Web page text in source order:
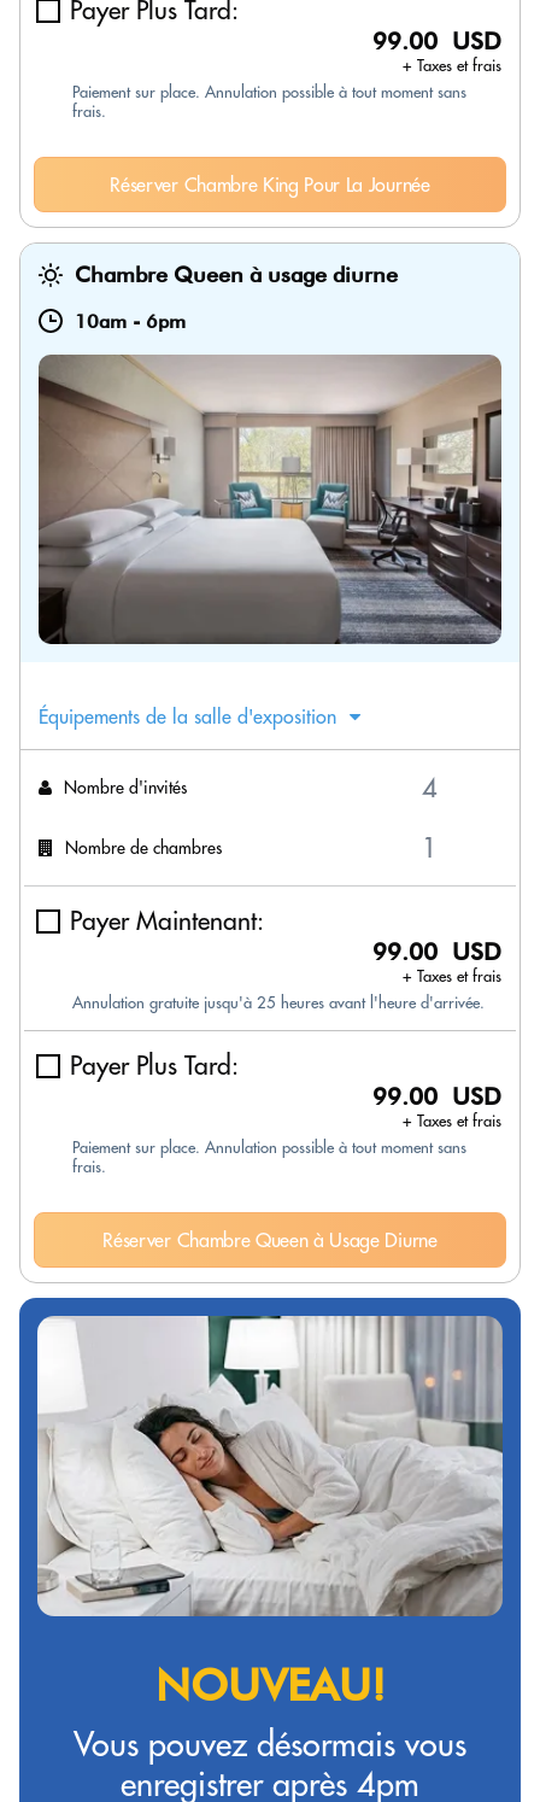
Payer Plus Tard:
99.00 USD
+ Taxes et frais
Paiement sur place. Annulation possible à tout moment sans
frais.
Réserver Chambre King Pour La Journée
Chambre Queen à usage diurne
10am - 6pm
Équipements de la salle d'exposition
Nombre d'invités
Nombre de chambres
Payer Maintenant:
99.00 USD
+ Taxes et frais
Annulation gratuite jusqu'à 25 heures avant l'heure d'arrivée.
Payer Plus Tard:
99.00 USD
+ Taxes et frais
Paiement sur place. Annulation possible à tout moment sans
frais.
Réserver Chambre Queen à Usage Diurne
NOUVEAU!
Vous pouvez désormais vous
enregistrer après 4pm